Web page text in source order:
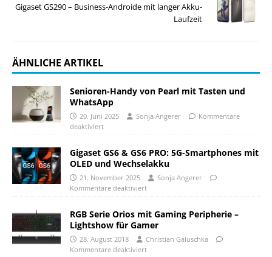
Gigaset GS290 – Business-Androide mit langer Akku-
Laufzeit
ÄHNLICHE ARTIKEL
Senioren-Handy von Pearl mit Tasten und
WhatsApp
20. Juni 2025 Sonja Angerer
Kommentare
deaktiviert
Gigaset GS6 & GS6 PRO: 5G-Smartphones mit
OLED und Wechselakku
21. November 2025
Sonja Angerer
Kommentare deaktiviert
RGB Serie Orios mit Gaming Peripherie –
Lightshow für Gamer
28. August 2018
Christian Galuschka
Kommentare deaktiviert